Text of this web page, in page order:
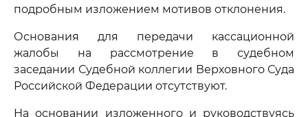
подробным изложением мотивов отклонения.
Основания для передачи кассационной
жалобы на рассмотрение в судебном
заседании Судебной коллегии Верховного Суда
Российской Федерации отсутствуют.
На основании изложенного и руководствуясь